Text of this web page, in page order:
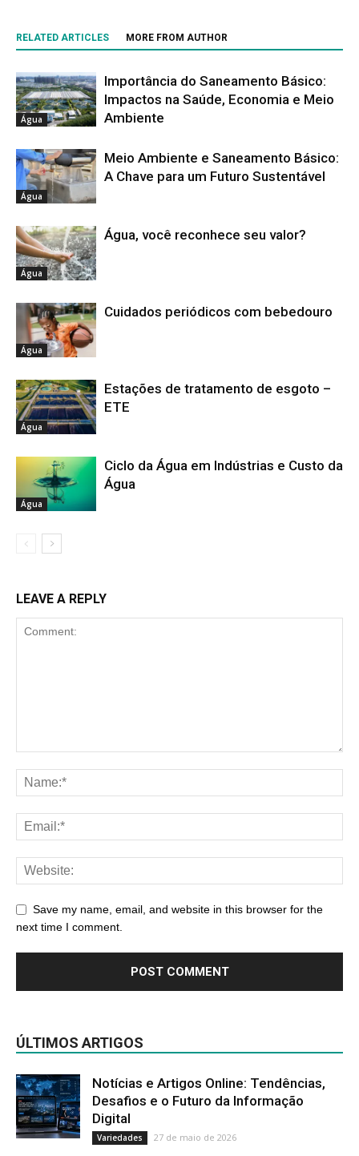
RELATED ARTICLES MORE FROM AUTHOR
Água
Importância do Saneamento Básico:
Impactos na Saúde, Economia e Meio
Ambiente
Água
Meio Ambiente e Saneamento Básico:
A Chave para um Futuro Sustentável
Água
Água, você reconhece seu valor?
Água
Cuidados periódicos com bebedouro
Água
Estações de tratamento de esgoto –
ETE
Água
Ciclo da Água em Indústrias e Custo da
Água
LEAVE A REPLY
Save my name, email, and website in this browser for the
next time I comment.
ÚLTIMOS ARTIGOS
Notícias e Artigos Online: Tendências,
Desafios e o Futuro da Informação
Digital
Variedades 27 de maio de 2026